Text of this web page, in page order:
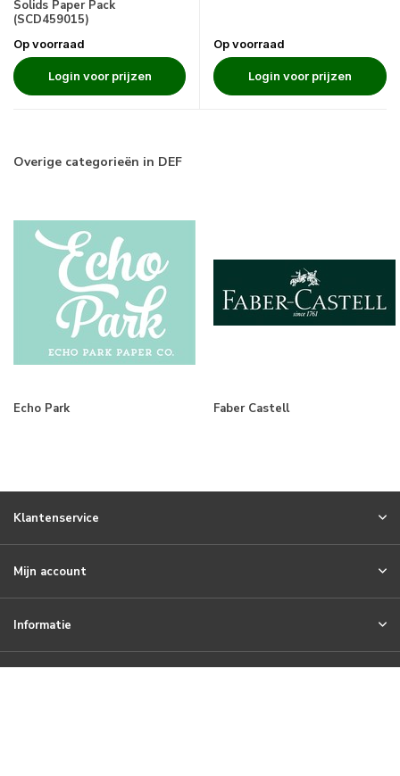
Solids Paper Pack
(SCD459015)
Op voorraad
Login voor prijzen
Op voorraad
Login voor prijzen
Overige categorieën in DEF
Echo Park Faber Castell
Klantenservice
Mijn account
Informatie